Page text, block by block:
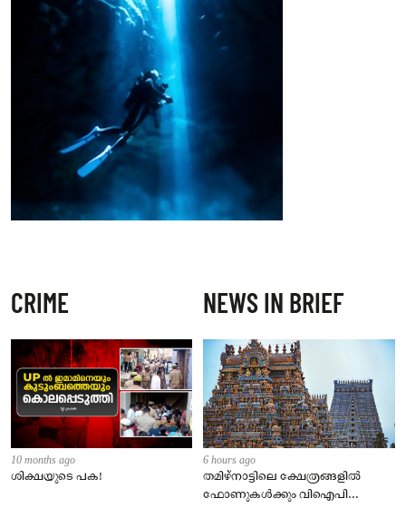
CRIME
10 months ago
ശിക്ഷയുടെ പക!
NEWS IN BRIEF
6 hours ago
തമിഴ്‌നാട്ടിലെ ക്ഷേത്രങ്ങളിൽ
ഫോണുകൾക്കും വിഐപി